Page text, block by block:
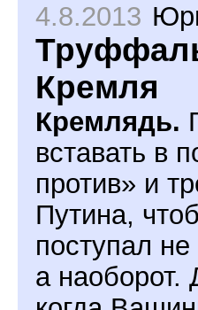
4.8.2013
Кремля
Кремлядь.
вставать в
против» и
Путина,
поступал
а наоборот.